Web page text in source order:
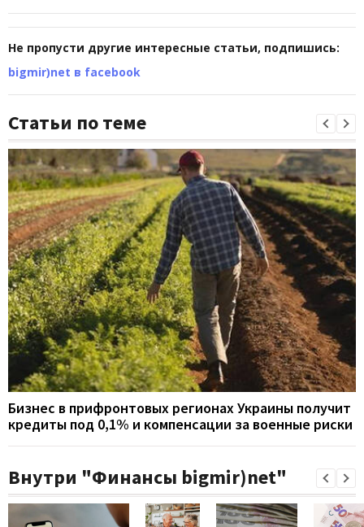
Не пропусти другие интересные статьи, подпишись:
bigmir)net в facebook
Статьи по теме
Бизнес в прифронтовых регионах Украины получит
кредиты под 0,1% и компенсации за военные риски
Внутри "Финансы bigmir)net"